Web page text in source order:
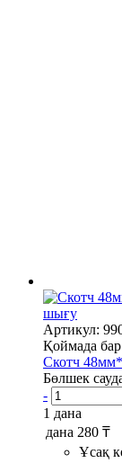
шығу
Артикул:
Қоймада бар
Скотч
Бөлшек
-
1 дана
дана 280 ₸
Ұсақ